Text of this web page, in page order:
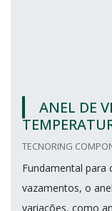
ANEL DE
TECNORING
Fundamental para
vazamentos, o
variações, como